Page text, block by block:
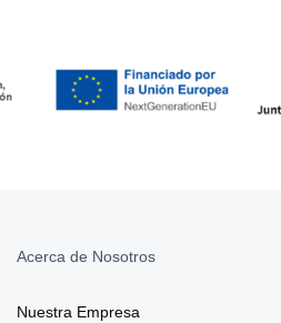
Acerca de Nosotros
Nuestra Empresa